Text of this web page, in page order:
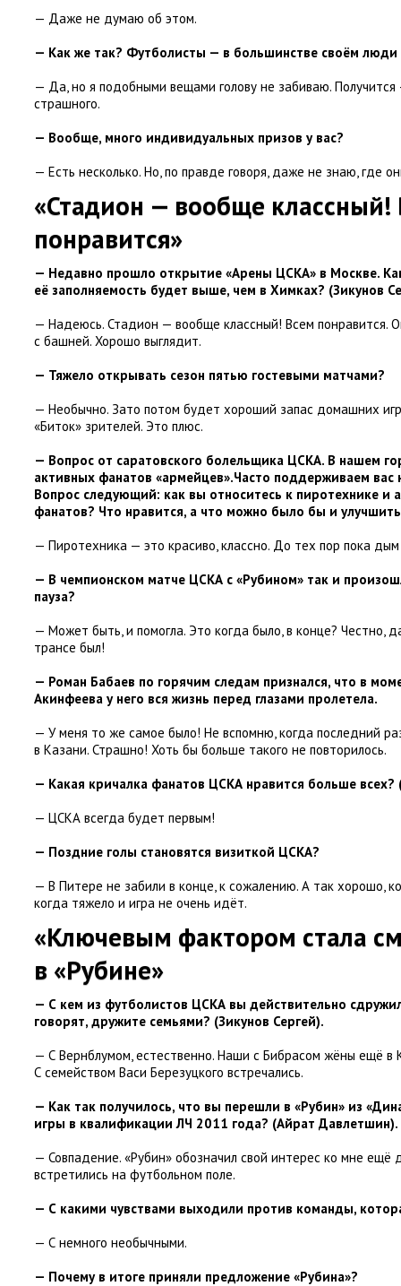
— Даже не думаю об этом.
— Как же так? Футболисты — в большинстве своём
— Да, но я подобными вещами голову не забиваю.
страшного.
— Вообще, много индивидуальных призов у вас?
— Есть несколько. Но, по правде говоря, даже не знаю, где
«Стадион — вообще классный!
понравится»
— Недавно прошло открытие «Арены ЦСКА» в Москве.
её заполняемость будет выше, чем в Химках? (Зикунов
— Надеюсь. Стадион — вообще классный! Всем понравится.
с башней. Хорошо выглядит.
— Тяжело открывать сезон пятью гостевыми матчами?
— Необычно. Зато потом будет хороший запас домашних
«Биток» зрителей. Это плюс.
— Вопрос от саратовского болельщика ЦСКА. В нашем
активных фанатов «армейцев».Часто поддерживаем вас
Вопрос следующий: как вы относитесь к пиротехнике и
фанатов? Что нравится, а что можно было бы и
— Пиротехника — это красиво, классно. До тех пор пока
— В чемпионском матче ЦСКА с «Рубином» так и
пауза?
— Может быть, и помогла. Это когда было, в конце? Честно,
трансе был!
— Роман Бабаев по горячим следам признался, что в
Акинфеева у него вся жизнь перед глазами пролетела.
— У меня то же самое было! Не вспомню, когда последний
в Казани. Страшно! Хоть бы больше такого не повторилось.
— Какая кричалка фанатов ЦСКА нравится больше всех?
— ЦСКА всегда будет первым!
— Поздние голы становятся визиткой ЦСКА?
— В Питере не забили в конце, к сожалению. А так хорошо,
когда тяжело и игра не очень идёт.
«Ключевым фактором стала
в «Рубине»
— С кем из футболистов ЦСКА вы действительно
говорят, дружите семьями? (Зикунов Сергей).
— С Вернблумом, естественно. Наши с Бибрасом жёны ещё в
С семейством Васи Березуцкого встречались.
— Как так получилось, что вы перешли в «Рубин» из
игры в квалификации ЛЧ 2011 года? (Айрат Давлетшин).
— Совпадение. «Рубин» обозначил свой интерес ко мне ещё
встретились на футбольном поле.
— С какими чувствами выходили против команды,
— С немного необычными.
— Почему в итоге приняли предложение «Рубина»?